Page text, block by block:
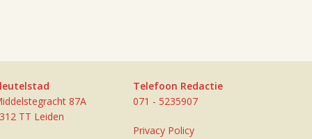
87A
TT Leiden
Telefoon Redactie
071 - 5235907
Privacy Policy